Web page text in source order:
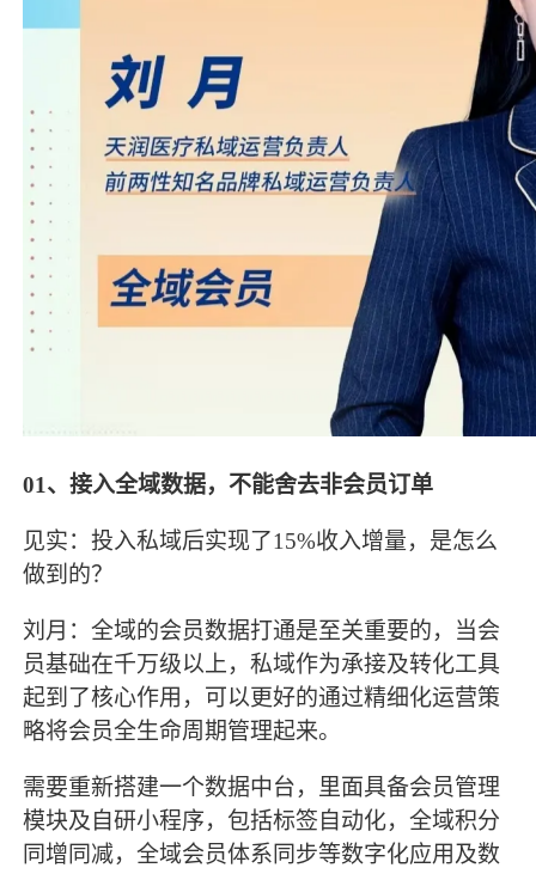
01、接入全域数据，不能舍去非会员订单
见实：投入私域后实现了15%收入增量，是怎么
做到的？
刘月：全域的会员数据打通是至关重要的，当会
员基础在千万级以上，私域作为承接及转化工具
起到了核心作用，可以更好的通过精细化运营策
略将会员全生命周期管理起来。
需要重新搭建一个数据中台，里面具备会员管理
模块及自研小程序，包括标签自动化，全域积分
同增同减，全域会员体系同步等数字化应用及数